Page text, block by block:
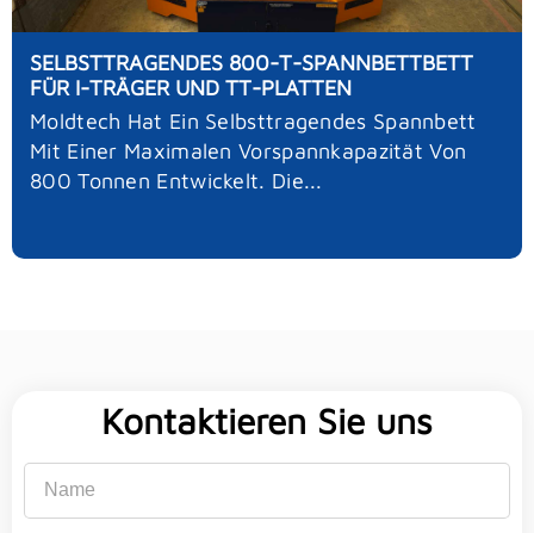
SELBSTTRAGENDES 800-T-SPANNBETTBETT
FÜR I-TRÄGER UND TT-PLATTEN
Moldtech Hat Ein Selbsttragendes Spannbett
Mit Einer Maximalen Vorspannkapazität Von
800 Tonnen Entwickelt. Die...
Kontaktieren Sie uns